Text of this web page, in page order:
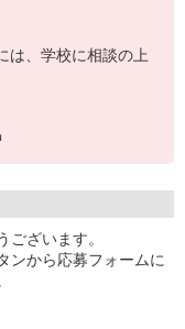
は、学校に相談の上
ざいます。
ンから応募フォームに